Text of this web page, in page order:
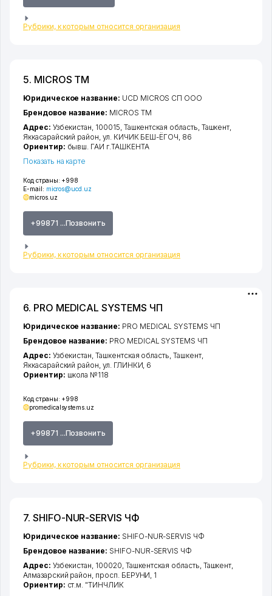
Рубрики, к которым относится организация
5. MICROS ТМ
Код страны: +998
E-mail: micros@ucd.uz
micros.uz
+99871 ...Позвонить
Рубрики, к которым относится организация
Юридическое название: UCD MICROS СП ООО
Брендовое название: MICROS ТМ
Адрес: Узбекистан, 100015, Ташкентская область Ташкент
Яккасарайский район ул. КИЧИК БЕШ-ЁГОЧ , 86
Ориентир: бывш. ГАИ г.ТАШКЕНТА
Показать на карте
6. PRO MEDICAL SYSTEMS ЧП
Код страны: +998
promedicalsystems.uz
+99871 ...Позвонить
Рубрики, к которым относится организация
Юридическое название: PRO MEDICAL SYSTEMS ЧП
Брендовое название: PRO MEDICAL SYSTEMS ЧП
Адрес: Узбекистан,Ташкентская область,Ташкент,
Яккасарайский район, ул. ГЛИНКИ, 6
Ориентир: школа №118
7. SHIFO-NUR-SERVIS ЧФ
Юридическое название: SHIFO-NUR-SERVIS ЧФ
Брендовое название: SHIFO-NUR-SERVIS ЧФ
Адрес: Узбекистан, 100020, Ташкентская область, Ташкент,
Алмазарский район, просп. БЕРУНИ, 1
Ориентир: ст.м. "ТИНЧЛИК